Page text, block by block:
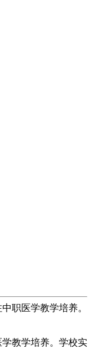
职医学教学培养。
教学培养。学校实